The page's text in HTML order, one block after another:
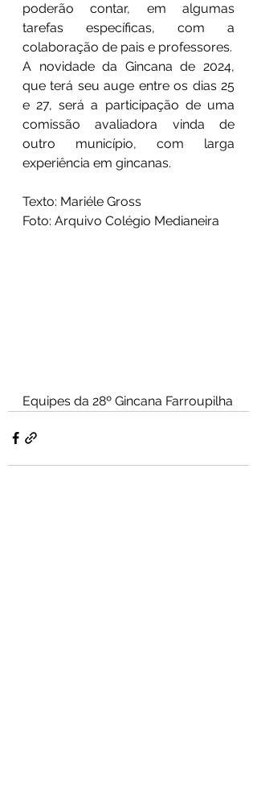
poderão contar, em algumas
tarefas específicas, com a
colaboração de pais e professores.
A novidade da Gincana de 2024,
que terá seu auge entre os dias 25
e 27, será a participação de uma
comissão avaliadora vinda de
outro município, com larga
experiência em gincanas.
Texto: Mariéle Gross
Foto: Arquivo Colégio Medianeira
Equipes da 28º Gincana Farroupilha